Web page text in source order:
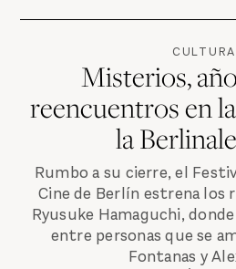
CULTURA
Misterios,
reencuentros en
la
Rumbo a su cierre, el
Cine de Berlín estrena los
Ryusuke Hamaguchi,
entre personas que se
Fontanas y